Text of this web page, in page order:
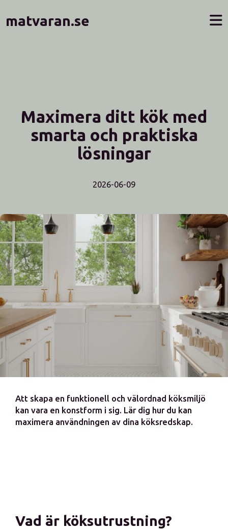
matvaran.se
Maximera ditt kök med
smarta och praktiska
lösningar
2026-06-09
Att skapa en funktionell och välordnad köksmiljö
kan vara en konstform i sig. Lär dig hur du kan
maximera användningen av dina köksredskap.
Vad är köksutrustning?